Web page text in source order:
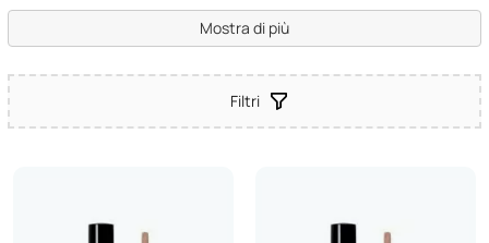
Mostra di più
Filtri